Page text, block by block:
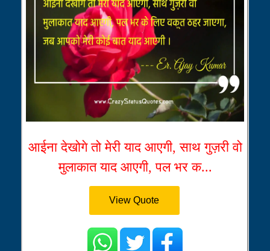
आईना देखोगे तो मेरी याद आएगी, साथ गुज़री वो
मुलाकात याद आएगी, पल भर क...
View Quote